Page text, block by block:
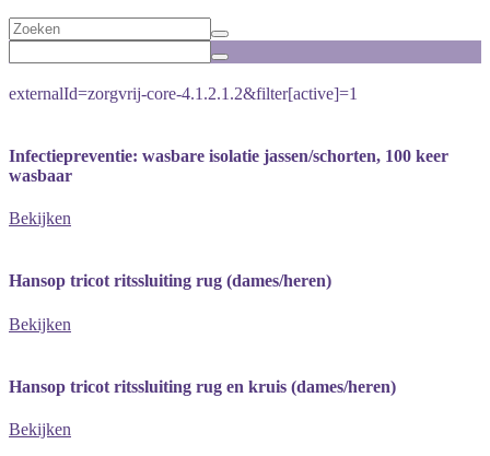
externalId=zorgvrij-core-4.1.2.1.2&filter[active]=1
Infectiepreventie: wasbare isolatie jassen/schorten, 100 keer
wasbaar
Bekijken
Hansop tricot ritssluiting rug (dames/heren)
Bekijken
Hansop tricot ritssluiting rug en kruis (dames/heren)
Bekijken